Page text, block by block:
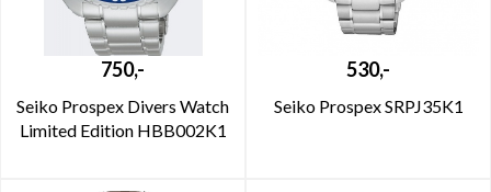
750,-
Seiko Prospex Divers Watch
Limited Edition HBB002K1
530,-
Seiko Prospex SRPJ35K1